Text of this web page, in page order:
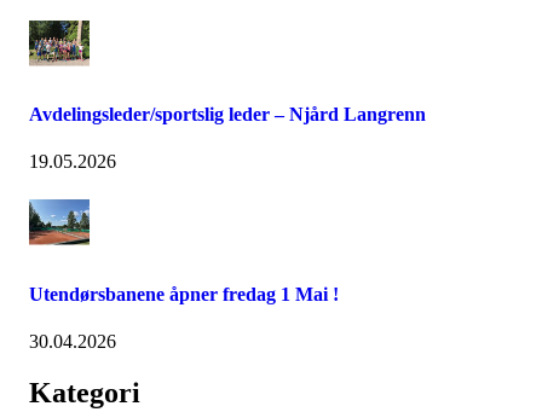
Avdelingsleder/sportslig leder – Njård Langrenn
19.05.2026
Utendørsbanene åpner fredag 1 Mai !
30.04.2026
Kategori